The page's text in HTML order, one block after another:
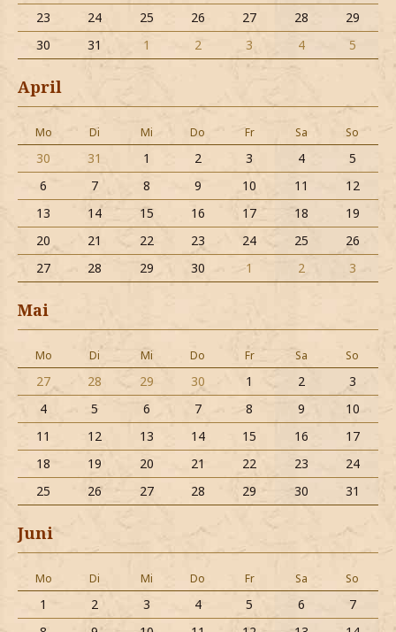
23
24 25 26 27 28
29
30
31 1 2 3 4 5
April
Mo Di Mi Do Fr Sa So
30 31 1 2 3 4
5
6
7 8 9 10 11
12
13
14 15 16 17 18
19
20
21 22 23 24 25
26
27
28 29 30 1 2 3
Mai
Mo Di Mi Do Fr Sa So
27 28 29 30 1 2
3
4
5 6 7 8 9
10
11
12 13 14 15 16
17
18
19 20 21 22 23
24
25
26 27 28 29 30 31
Juni
Mo Di Mi Do Fr Sa So
1 2 3 4 5 6
7